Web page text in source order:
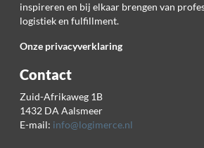
inspireren en bij elkaar brengen van
logistiek en fulfillment.
Onze privacyverklaring
Contact
Zuid-Afrikaweg 1B
1432 DA Aalsmeer
E-mail: info@logimerce.nl